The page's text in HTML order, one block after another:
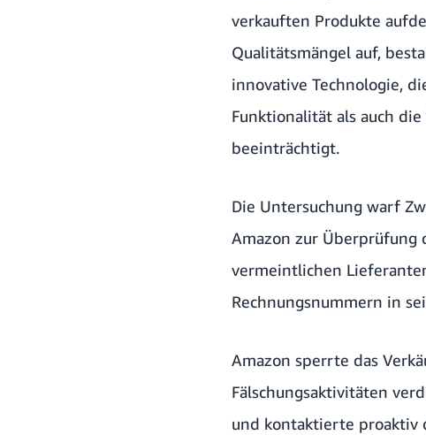
verkauften Produkte
Qualitätsmängel auf,
innovative Technologie,
Funktionalität als auch
beeinträchtigt.
Die Untersuchung warf
Amazon zur Überprüfung
vermeintlichen
Rechnungsnummern in
Amazon sperrte das
Fälschungsaktivitäten
und kontaktierte proaktiv